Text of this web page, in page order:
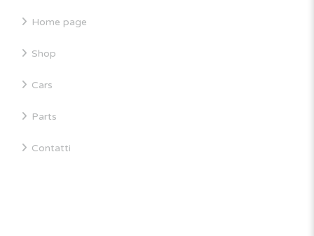
Home page
Shop
Cars
Parts
Contatti